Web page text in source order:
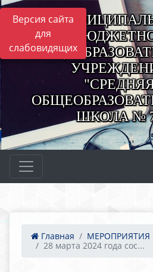
Версия сайта
для
слабовидящих
ШКОЛА №
Главная МЕРОПРИЯТИЯ
28 марта 2024 года сос...